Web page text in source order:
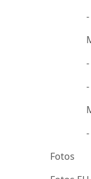
Fotos